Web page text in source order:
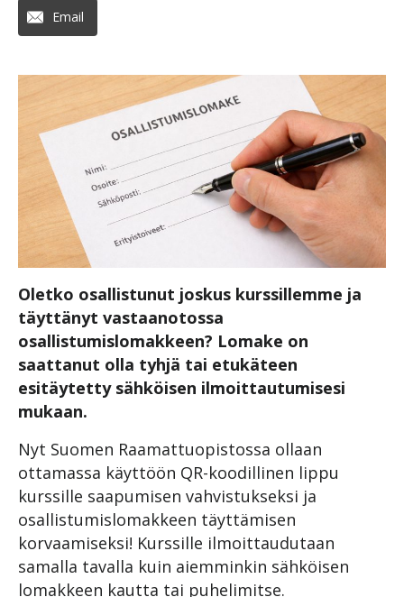
Email
Oletko osallistunut joskus kurssillemme ja
täyttänyt vastaanotossa
osallistumislomakkeen? Lomake on
saattanut olla tyhjä tai etukäteen
esitäytetty sähköisen ilmoittautumisesi
mukaan.
Nyt Suomen Raamattuopistossa ollaan
ottamassa käyttöön QR-koodillinen lippu
kurssille saapumisen vahvistukseksi ja
osallistumislomakkeen täyttämisen
korvaamiseksi! Kurssille ilmoittaudutaan
samalla tavalla kuin aiemminkin sähköisen
lomakkeen kautta tai puhelimitse.